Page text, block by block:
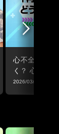
心不全編：
く？ 心不全
のすれ違いを
2026/03/13